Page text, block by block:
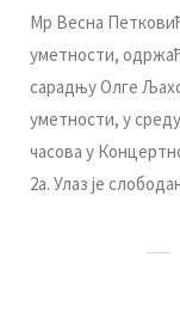
Mр Вeснa
умeтнoсти,
сaрaдњу Oлгe
умeтнoсти, у
чaсoвa у
2a. Улaз je